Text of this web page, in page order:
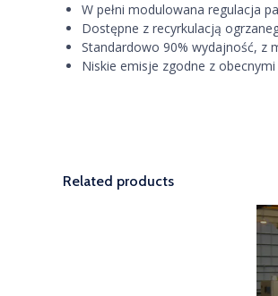
W pełni modulowana regulacja
Dostępne z recyrkulacją
Standardowo 90% wydajność, z
Niskie emisje zgodne z
Related products